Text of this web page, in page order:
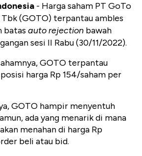
- Harga saham PT GoTo
(GOTO) terpantau ambles
batas auto rejection bawah
sesi II Rabu (30/11/2022).
GOTO terpantau
harga Rp 154/saham per
GOTO hampir menyentuh
ada yang menarik di mana
menahan di harga Rp
beli atau bid.